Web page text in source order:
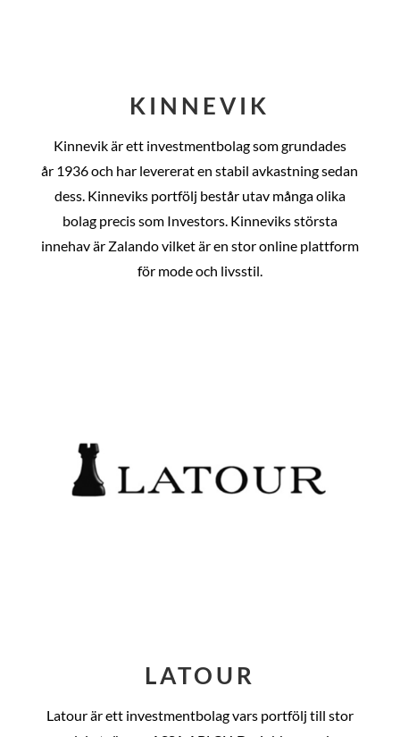
KINNEVIK
Kinnevik är ett investmentbolag som grundades
år 1936 och har levererat en stabil avkastning sedan
dess. Kinneviks portfölj består utav många olika
bolag precis som Investors. Kinneviks största
innehav är Zalando vilket är en stor online plattform
för mode och livsstil.
LATOUR
Latour är ett investmentbolag vars portfölj till stor